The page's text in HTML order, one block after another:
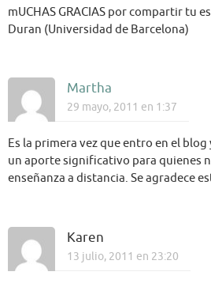
mUCHAS GRACIAS por compartir tu
Duran (Universidad de Barcelona)
Martha
29 mayo, 2011 en 1:37
Es la primera vez que entro en el
un aporte significativo para quienes
enseñanza a distancia. Se agradece
Karen
13 julio, 2011 en 23:20